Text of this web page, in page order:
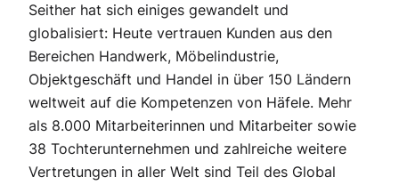
Seither hat sich einiges gewandelt und
globalisiert: Heute vertrauen Kunden aus den
Bereichen Handwerk, Möbelindustrie,
Objektgeschäft und Handel in über 150 Ländern
weltweit auf die Kompetenzen von Häfele. Mehr
als 8.000 Mitarbeiterinnen und Mitarbeiter sowie
38 Tochterunternehmen und zahlreiche weitere
Vertretungen in aller Welt sind Teil des Global